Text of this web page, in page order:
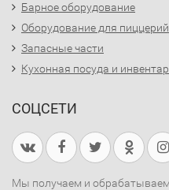
Барное оборудование
Оборудование для пиццерий
Запасные части
Кухонная посуда и
СОЦСЕТИ
Мы получаем и